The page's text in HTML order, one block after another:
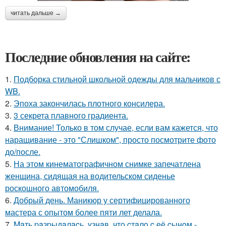
читать дальше →
Последние обновления на сайте:
1. Подборка стильной школьной одежды для мальчиков с
WB.
2. Эпоха закончилась плотного консилера.
3. 3 секрета плавного градиента.
4. Внимание! Только в том случае, если вам кажется, что
наращивание - это "Слишком", просто посмотрите фото
до/после.
5. На этом кинематографичном снимке запечатлена
женщина, сидящая на водительском сиденье
роскошного автомобиля.
6. Добрый день. Маникюр у сертифицированного
мастера с опытом более пяти лет делала.